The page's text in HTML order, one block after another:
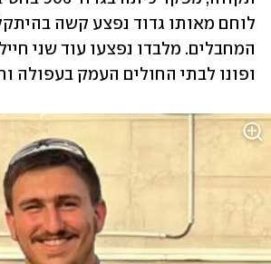
ופונו לבתי החולים העמק בעפולה